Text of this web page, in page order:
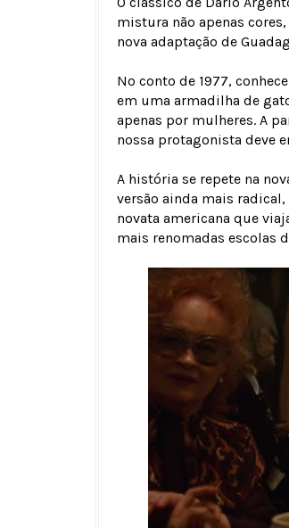
mistura não apenas
nova adaptação de
No conto de 1977,
em uma armadilha de
apenas por mulheres. A
nossa protagonista deve
A história se repete na
versão ainda mais
novata americana que
mais renomadas escolas